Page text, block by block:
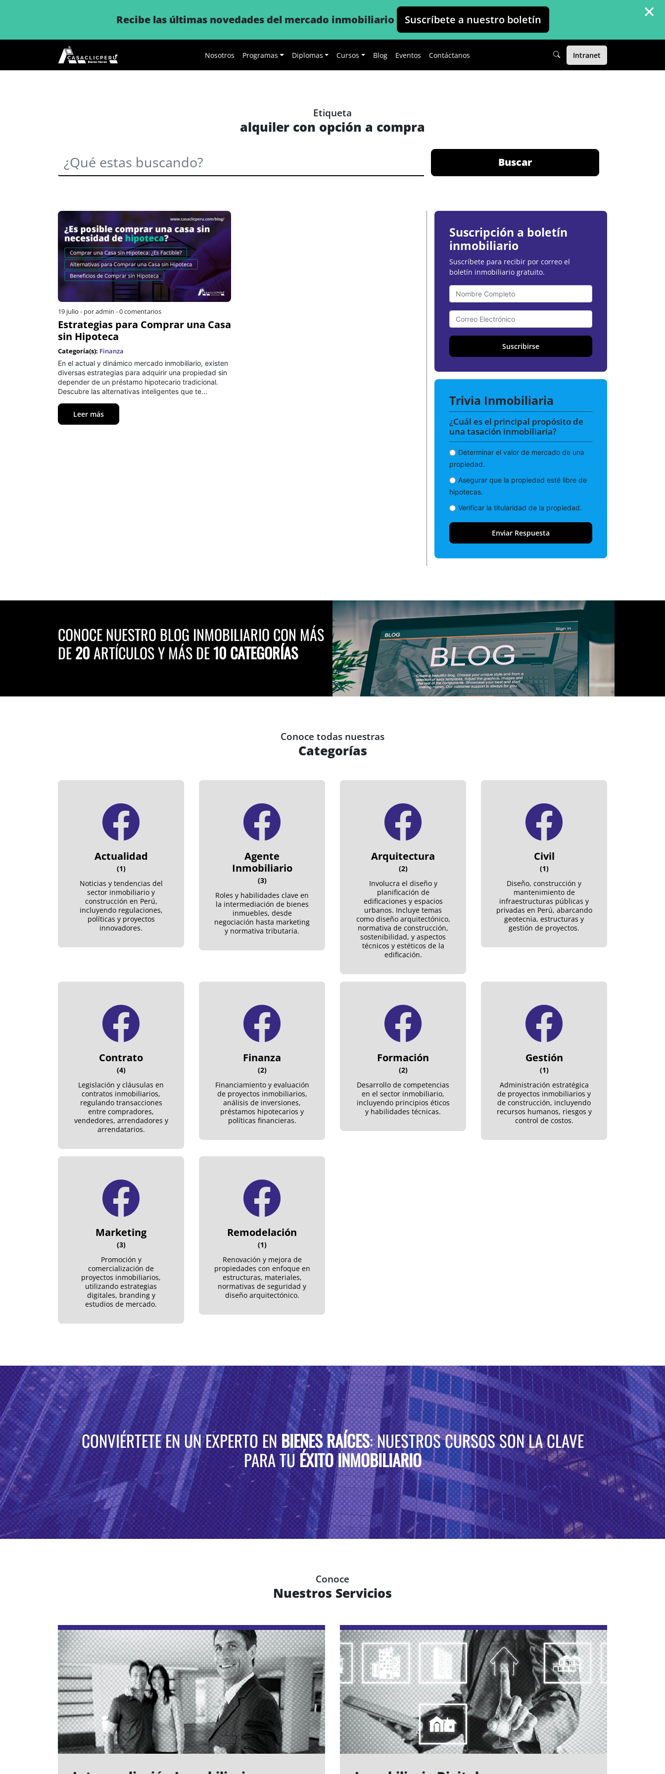
Recibe las últimas novedades del mercado inmobiliario Suscríbete a nuestro boletín ×
Nosotros Programas Diplomas Cursos Blog Eventos Contáctanos Intranet
Etiqueta
alquiler con opción a compra
Buscar
19 julio - por admin -0 comentarios
Estrategias para Comprar una Casa
sin Hipoteca
Categoría(s): Finanza
En el actual y dinámico mercado inmobiliario, existen
diversas estrategias para adquirir una propiedad sin
depender de un préstamo hipotecario tradicional.
Descubre las alternativas inteligentes que te...
Leer más
Suscripción a boletín
inmobiliario
Suscríbete para recibir por correo el
boletín inmobiliario gratuito.
Suscribirse
Trivia Inmobiliaria
¿Cuál es el principal propósito de
una tasación inmobiliaria?
Determinar el valor de mercado de una
propiedad.
Asegurar que la propiedad esté libre de
hipotecas.
Verificar la titularidad de la propiedad.
CONOCE NUESTRO BLOG INMOBILIARIO CON MÁS
DE20ARTÍCULOS Y MÁS DE10 CATEGORÍAS
Conoce todas nuestras
Categorías
Actualidad
(1)
Noticias y tendencias del
sector inmobiliario y
construcción en Perú,
incluyendo regulaciones,
políticas y proyectos
innovadores.
Agente
Inmobiliario
(3)
Roles y habilidades clave en
la intermediación de bienes
inmuebles, desde
negociación hasta marketing
y normativa tributaria.
Arquitectura
(2)
Involucra el diseño y
planificación de
edificaciones y espacios
urbanos. Incluye temas
como diseño arquitectónico,
normativa de construcción,
sostenibilidad, y aspectos
técnicos y estéticos de la
edificación.
Civil
(1)
Diseño, construcción y
mantenimiento de
infraestructuras públicas y
privadas en Perú, abarcando
geotecnia, estructuras y
gestión de proyectos.
Contrato
(4)
Legislación y cláusulas en
contratos inmobiliarios,
regulando transacciones
entre compradores,
vendedores, arrendadores y
arrendatarios.
Finanza
(2)
Financiamiento y evaluación
de proyectos inmobiliarios,
análisis de inversiones,
préstamos hipotecarios y
políticas financieras.
Formación
(2)
Desarrollo de competencias
en el sector inmobiliario,
incluyendo principios éticos
y habilidades técnicas.
Gestión
(1)
Administración estratégica
de proyectos inmobiliarios y
de construcción, incluyendo
recursos humanos, riesgos y
control de costos.
Marketing
(3)
Promoción y
comercialización de
proyectos inmobiliarios,
utilizando estrategias
digitales, branding y
estudios de mercado.
Remodelación
(1)
Renovación y mejora de
propiedades con enfoque en
estructuras, materiales,
normativas de seguridad y
diseño arquitectónico.
CONVIÉRTETE EN UN EXPERTO ENBIENES RAÍCES: NUESTROS CURSOS SON LA CLAVE
PARA TUÉXITO INMOBILIARIO
Conoce
Nuestros Servicios